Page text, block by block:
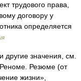
трудового права,
договору у
определяется
значения, см.
Резюме (от
жизни»,